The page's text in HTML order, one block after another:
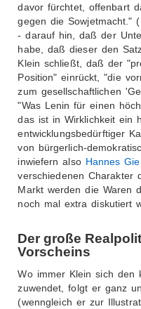
davor fürchtet, offenbart
gegen die Sowjetmacht."
- darauf hin, daß der
habe, daß dieser den
Klein schließt, daß der
Position" einrückt, "die
zum gesellschaftlichen
"Was Lenin für einen
das ist in Wirklichkeit ein
entwicklungsbedürftiger
von bürgerlich-
inwiefern also Hannes
verschiedenen Charakter
Markt werden die Waren
noch mal extra diskutiert
Der große
Vorscheins
Wo immer Klein sich den
zuwendet, folgt er ganz
(wenngleich er zur